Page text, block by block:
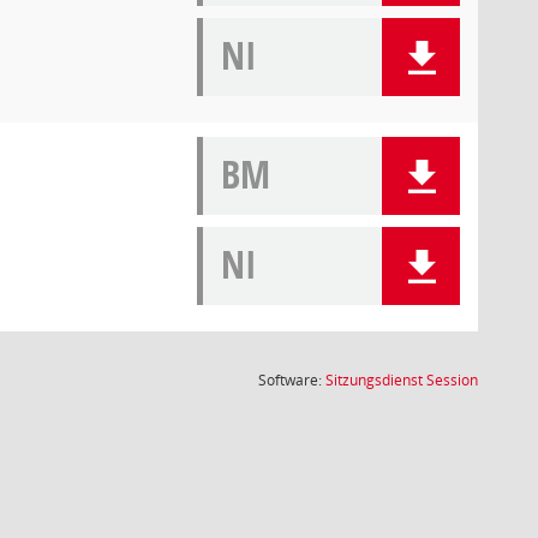
NI
BM
NI
Software:SitzungsdienstSession(Wird in